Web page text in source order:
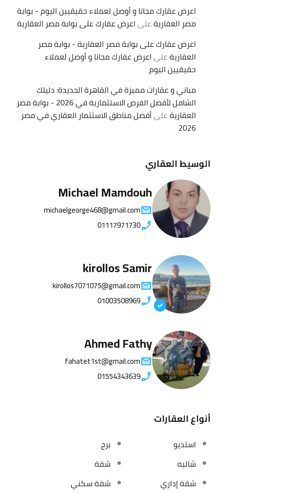
اعرض عقارك مجانا و أوصل لعملاء حقيقيين اليوم - بوابة
مصر العقاريةعلىاعرض عقارك على بوابة مصر العقارية
اعرض عقارك على بوابة مصر العقارية - بوابة مصر
العقاريةعلىاعرض عقارك مجانا و أوصل لعملاء
حقيقيين اليوم
مباني و عقارات مميزة في القاهرة الجديدة: دليلك
الشامل لأفضل الفرص الاستثمارية في 2026 - بوابة مصر
العقاريةعلىأفضل مناطق الاستثمار العقاري في مصر
2026
الوسيط العقاري
Michael Mamdouh
michaelgeorge468@gmail.com
01117971730
kirollos Samir
kirollos7071075@gmail.com
01003508969
Ahmed Fathy
fahatet1st@gmail.com
01554343639
أنواع العقارات
استديو
برج
شاليه
شقة
شقة إداري
شقة سكني